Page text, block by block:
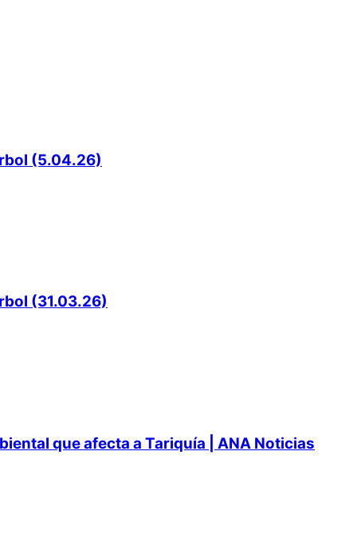
(5.04.26)
(31.03.26)
que afecta a Tariquía | ANA Noticias